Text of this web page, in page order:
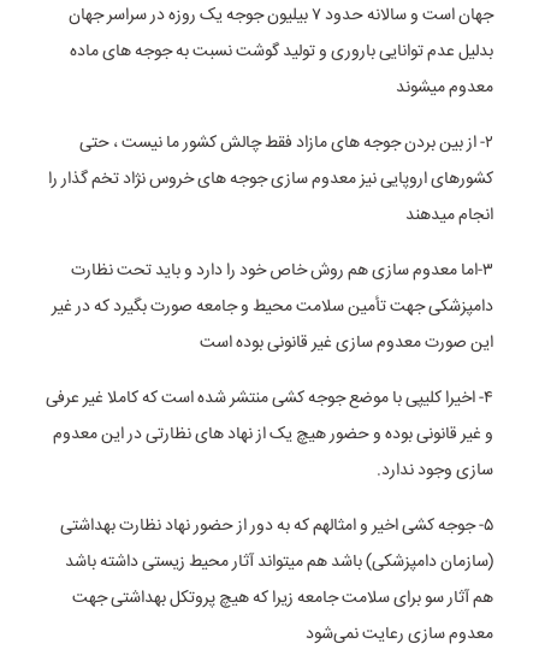
جهان است و سالانه حدود ۷ بیلیون جوجه یک روزه در سراسر جهان
بدلیل عدم توانایی باروری و تولید گوشت نسبت به جوجه های ماده
معدوم میشوند
۲- از بین بردن جوجه های مازاد فقط چالش کشور ما نیست ، حتی
کشورهای اروپایی نیز معدوم سازی جوجه های خروس نژاد تخم گذار را
انجام میدهند
۳-اما معدوم سازی هم روش خاص خود را دارد و باید تحت نظارت
دامپزشکی جهت تأمین سلامت محیط و جامعه صورت بگیرد که در غیر
این صورت معدوم سازی غیر قانونی بوده است
۴- اخیرا کلیپی با موضع جوجه کشی منتشر شده است که کاملا غیر عرفی
و غیر قانونی بوده و حضور هیچ یک از نهاد های نظارتی در این معدوم
سازی وجود ندارد.
۵- جوجه کشی اخیر و امثالهم که به دور از حضور نهاد نظارت بهداشتی
(سازمان دامپزشکی) باشد هم میتواند آثار محیط زیستی داشته باشد
هم آثار سو برای سلامت جامعه زیرا که هیچ پروتکل بهداشتی جهت
معدوم سازی رعایت نمی‌شود